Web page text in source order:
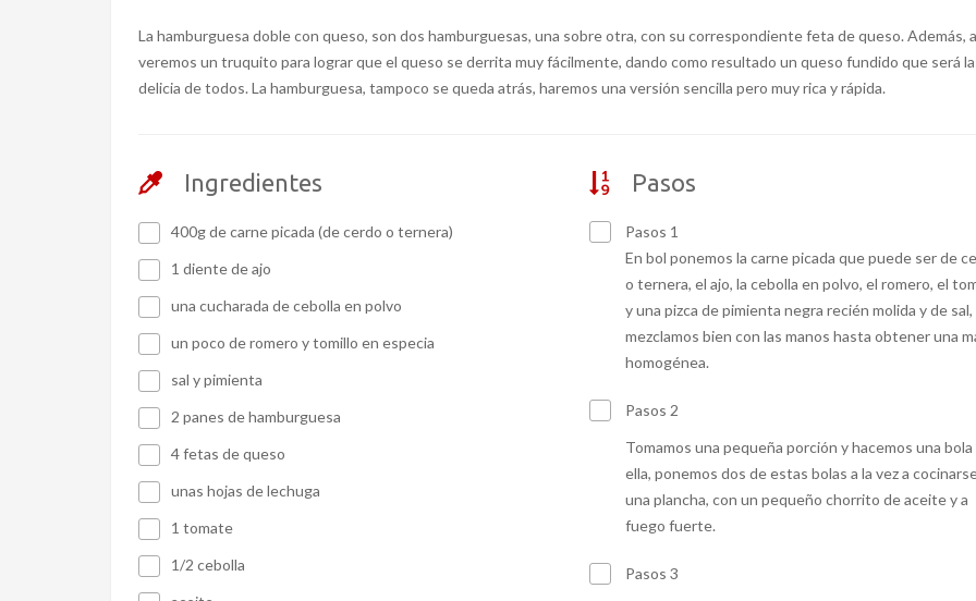
La hamburguesa doble con queso, son dos hamburguesas, una sobre otra, con su correspondiente feta de queso. Además,
veremos un truquito para lograr que el queso se derrita muy fácilmente, dando como resultado un queso fundido que será
delicia de todos. La hamburguesa, tampoco se queda atrás, haremos una versión sencilla pero muy rica y rápida.
Ingredientes
400g de carne picada (de cerdo o ternera)
1 diente de ajo
una cucharada de cebolla en polvo
un poco de romero y tomillo en especia
sal y pimienta
2 panes de hamburguesa
4 fetas de queso
unas hojas de lechuga
1 tomate
1/2 cebolla
Pasos
Pasos 1
En bol ponemos la carne picada que puede ser de
o ternera, el ajo, la cebolla en polvo, el romero, el
y una pizca de pimienta negra recién molida y de sal,
mezclamos bien con las manos hasta obtener una
homogénea.
Pasos 2
Tomamos una pequeña porción y hacemos una bola
ella, ponemos dos de estas bolas a la vez a
una plancha, con un pequeño chorrito de aceite y a
fuego fuerte.
Pasos 3